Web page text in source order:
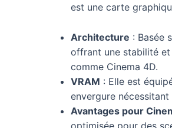
est une carte
Architecture : Basée
offrant une stabilité
comme Cinema 4D.
VRAM : Elle est
envergure
Avantages pour
optimisée pour des